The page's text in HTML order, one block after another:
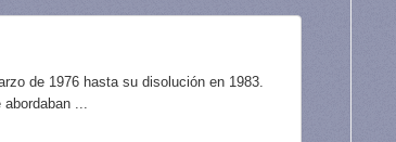
de 1976 hasta su disolución en 1983.
...